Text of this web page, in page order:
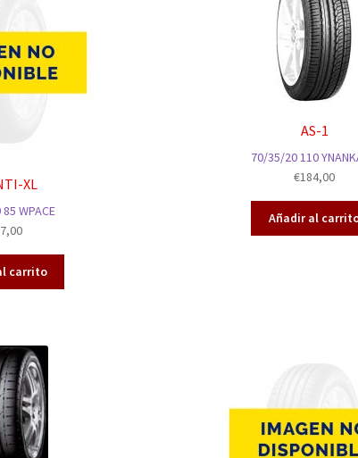
XL
WPACE
carrito
AS-1
70/35/20 110
€184,00
Añadir al